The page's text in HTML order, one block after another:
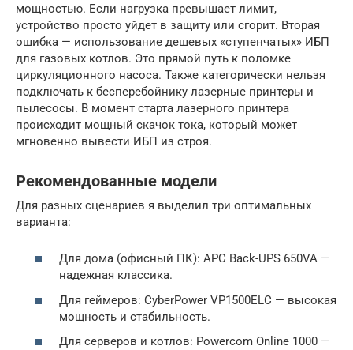
мощностью. Если нагрузка превышает лимит,
устройство просто уйдет в защиту или сгорит. Вторая
ошибка — использование дешевых «ступенчатых» ИБП
для газовых котлов. Это прямой путь к поломке
циркуляционного насоса. Также категорически нельзя
подключать к бесперебойнику лазерные принтеры и
пылесосы. В момент старта лазерного принтера
происходит мощный скачок тока, который может
мгновенно вывести ИБП из строя.
Рекомендованные модели
Для разных сценариев я выделил три оптимальных
варианта:
Для дома (офисный ПК): APC Back-UPS 650VA —
надежная классика.
Для геймеров: CyberPower VP1500ELC — высокая
мощность и стабильность.
Для серверов и котлов: Powercom Online 1000 —